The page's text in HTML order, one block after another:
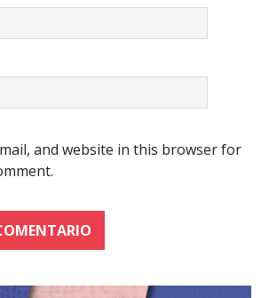
and website in this browser for